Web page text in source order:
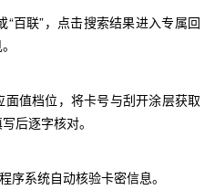
“百联”，点击搜索结果进入专属回
值档位，将卡号与刮开涂层获取
后逐字核对。
序系统自动核验卡密信息。